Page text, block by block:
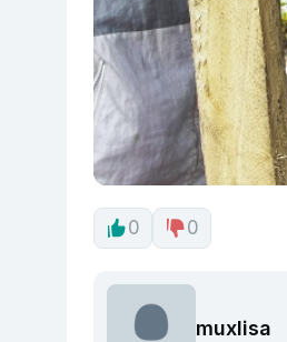
0 0
muxlisa